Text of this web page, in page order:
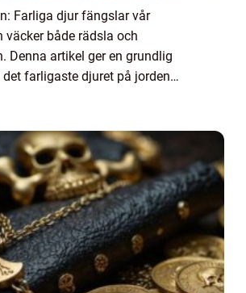
Farliga djur fängslar vår
väcker både rädsla och
Denna artikel ger en grundlig
farligaste djuret på jorden